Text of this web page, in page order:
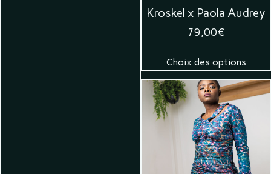
Kroskel x Paola Audrey
79,00€
Choix des options